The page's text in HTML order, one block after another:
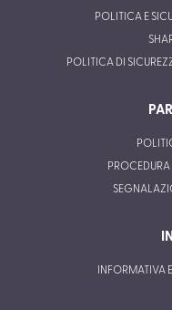
POLITICA E
POLITICA DI
INFORMATIVA